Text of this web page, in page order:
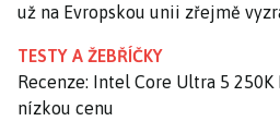
už na Evropskou unii zřejmě
TESTY A ŽEBŘÍČKY
Recenze: Intel Core Ultra 5
nízkou cenu